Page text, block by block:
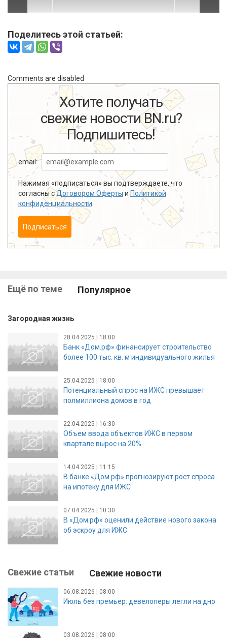
Поделитесь этой статьей:
Comments are disabled
Хотите получать
свежие новости BN.ru?
Подпишитесь!
email:
Нажимая «подписаться» вы подтверждаете, что
согласны сДоговором Оферты и Политикой
конфиденциальности
Подписаться
Ещё по теме Популярное
Загородная жизнь
28.04.2025 | 18:00
Банк «Дом.рф» финансирует строительство
более 100 тыс. кв. м индивидуального жилья
25.04.2025 | 18:00
Потенциальный спрос на ИЖС превышает
полмиллиона домов в год
22.04.2025 | 16:30
Объем ввода объектов ИЖС в первом
квартале вырос на 20%
14.04.2025 | 11:15
В банке «Дом.рф» прогнозируют рост спроса
на ипотеку для ИЖС
07.04.2025 | 10:30
В «Дом.рф» оценили действие нового закона
об эскроу для ИЖС
Свежие статьи Свежие новости
06.08.2026 | 08:00
Июль без премьер: девелоперы легли на дно
03.08.2026 | 08:00